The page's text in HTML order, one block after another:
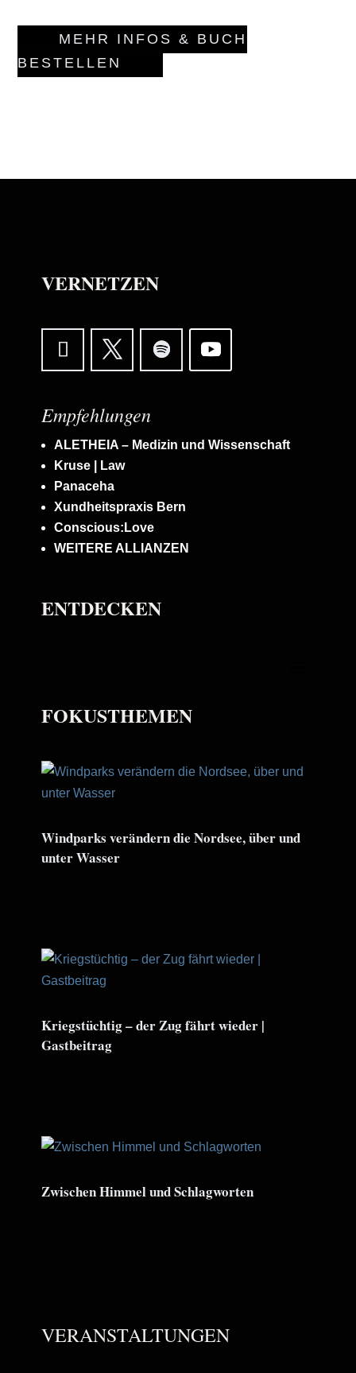
MEHR INFOS & BUCH
BESTELLEN
VERNETZEN
Empfehlungen
ALETHEIA – Medizin und Wissenschaft
Kruse | Law
Panaceha
Xundheitspraxis Bern
Conscious:Love
WEITERE ALLIANZEN
ENTDECKEN
FOKUSTHEMEN
Windparks verändern die Nordsee, über und
unter Wasser
Kriegstüchtig – der Zug fährt wieder |
Gastbeitrag
Zwischen Himmel und Schlagworten
VERANSTALTUNGEN